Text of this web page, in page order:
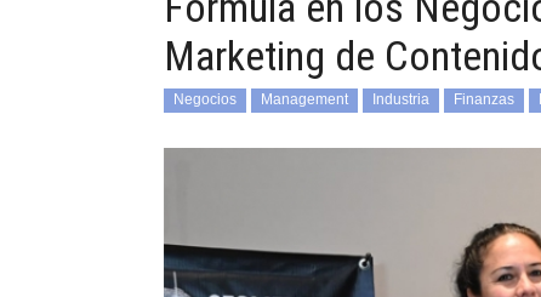
Marketing de
Negocios Management Industria Finanzas